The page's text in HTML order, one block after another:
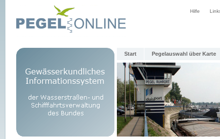
Hilfe
Start Pegelauswahl über Karte